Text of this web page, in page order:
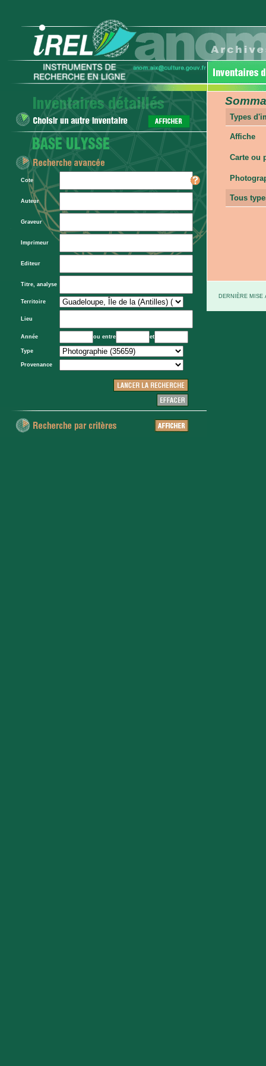
Cote
Auteur
Graveur
Imprimeur
Editeur
Titre, analyse
Territoire
Lieu
Année ou entre et
Type
Provenance
Types
Affiche
Carte ou
Tous
DERNIÈRE MISE